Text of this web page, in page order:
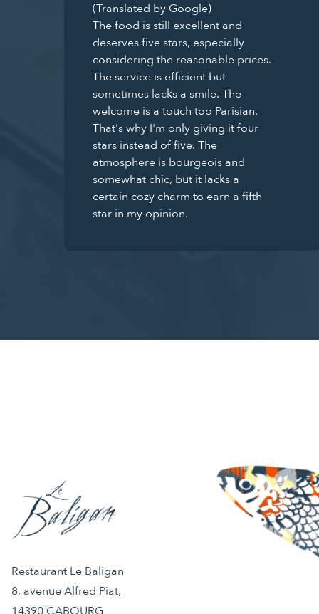
(Translated by Google)
The food is still excellent and
deserves five stars, especially
considering the reasonable prices.
The service is efficient but
sometimes lacks a smile. The
welcome is a touch too Parisian.
That's why I'm only giving it four
stars instead of five. The
atmosphere is bourgeois and
somewhat chic, but it lacks a
certain cozy charm to earn a fifth
star in my opinion.
Restaurant Le Baligan
8, avenue Alfred Piat,
14390 CABOURG